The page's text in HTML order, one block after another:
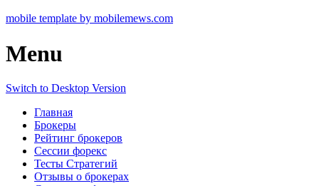
mobile template by mobilemews.com
Menu
Switch to Desktop Version
Главная
Брокеры
Рейтинг брокеров
Сессии форекс
Тесты Стратегий
Отзывы о брокерах